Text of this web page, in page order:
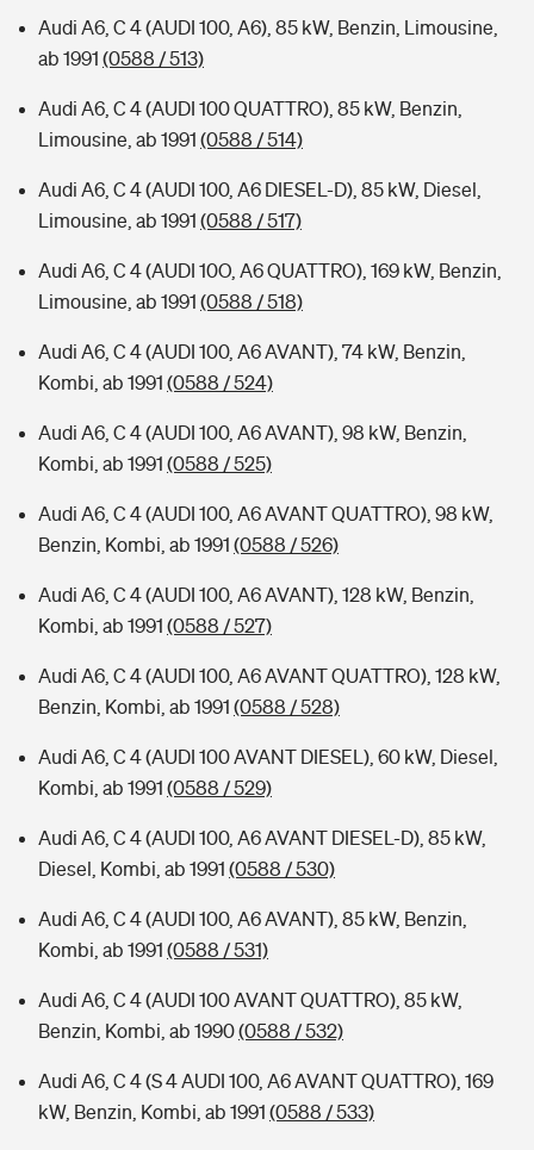
Audi A6, C 4 (AUDI 100, A6), 85 kW, Benzin, Limousine,
ab 1991 (0588 / 513)
Audi A6, C 4 (AUDI 100 QUATTRO), 85 kW, Benzin,
Limousine, ab 1991 (0588 / 514)
Audi A6, C 4 (AUDI 100, A6 DIESEL-D), 85 kW, Diesel,
Limousine, ab 1991 (0588 / 517)
Audi A6, C 4 (AUDI 10O, A6 QUATTRO), 169 kW, Benzin,
Limousine, ab 1991 (0588 / 518)
Audi A6, C 4 (AUDI 100, A6 AVANT), 74 kW, Benzin,
Kombi, ab 1991 (0588 / 524)
Audi A6, C 4 (AUDI 100, A6 AVANT), 98 kW, Benzin,
Kombi, ab 1991 (0588 / 525)
Audi A6, C 4 (AUDI 100, A6 AVANT QUATTRO), 98 kW,
Benzin, Kombi, ab 1991 (0588 / 526)
Audi A6, C 4 (AUDI 100, A6 AVANT), 128 kW, Benzin,
Kombi, ab 1991 (0588 / 527)
Audi A6, C 4 (AUDI 100, A6 AVANT QUATTRO), 128 kW,
Benzin, Kombi, ab 1991 (0588 / 528)
Audi A6, C 4 (AUDI 100 AVANT DIESEL), 60 kW, Diesel,
Kombi, ab 1991 (0588 / 529)
Audi A6, C 4 (AUDI 100, A6 AVANT DIESEL-D), 85 kW,
Diesel, Kombi, ab 1991 (0588 / 530)
Audi A6, C 4 (AUDI 100, A6 AVANT), 85 kW, Benzin,
Kombi, ab 1991 (0588 / 531)
Audi A6, C 4 (AUDI 100 AVANT QUATTRO), 85 kW,
Benzin, Kombi, ab 1990(0588 / 532)
Audi A6, C 4 (S 4 AUDI 100, A6 AVANT QUATTRO), 169
kW, Benzin, Kombi, ab 1991 (0588 / 533)